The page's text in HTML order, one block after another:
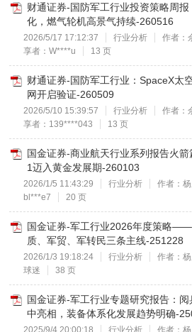
财通证券-国防军工行业投资策略周
化，燃气轮机高景气持续-260516
2026/5/17 17:12:37 行业分析 作者：
享者：W****u
13 页
财通证券-国防军工行业：SpaceX太
网开启验证-260509
2026/5/10 15:39:57 行业分析 作者：
享者：139****043
13 页
国金证券-商业航天行业系列报告火
1迈入黄金发展期-260103
2026/1/5 11:43:29 行业分析 作者：
bl***e7
20 页
国金证券-军工行业2026年度策略
质、军贸、军转民三条主线-251228
2026/1/3 19:18:24 行业分析 作者：
球迷
38 页
国金证券-军工行业专题研究报告：
中亮相，装备体系化发展趋势明确-
2025/9/4 20:00:18 行业分析 作者：